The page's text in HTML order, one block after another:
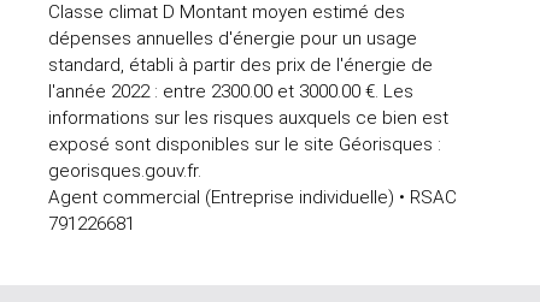
Classe climat D Montant moyen estimé des
dépenses annuelles d'énergie pour un usage
standard, établi à partir des prix de l'énergie de
l'année 2022 : entre 2300.00 et 3000.00 €. Les
informations sur les risques auxquels ce bien est
exposé sont disponibles sur le site Géorisques :
georisques.gouv.fr.
Agent commercial (Entreprise individuelle) • RSAC
791226681